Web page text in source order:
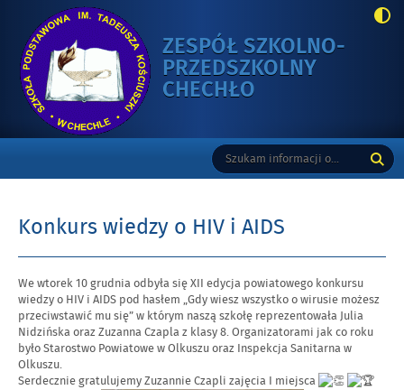
ZESPÓŁ SZKOLNO-
PRZEDSZKOLNY
CHECHŁO
WIEDZY
O
HIV
AIDS
Wyszukiwarka
Tutaj
wpisz
szukaną
Konkurs wiedzy o HIV i AIDS
Opublikowano
w
dniu
We wtorek 10 grudnia odbyła się XII edycja powiatowego konkursu
wiedzy o HIV i AIDS pod hasłem „Gdy wiesz wszystko o wirusie możesz
przeciwstawić mu się” w którym naszą szkołę reprezentowała Julia
Nidzińska oraz Zuzanna Czapla z klasy 8. Organizatorami jak co roku
było Starostwo Powiatowe w Olkuszu oraz Inspekcja Sanitarna w
Olkuszu.
Serdecznie gratulujemy Zuzannie Czapli zajęcia I miejsca